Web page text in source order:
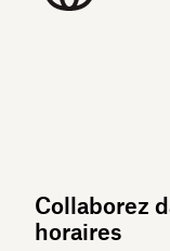
Collaborez
horaires